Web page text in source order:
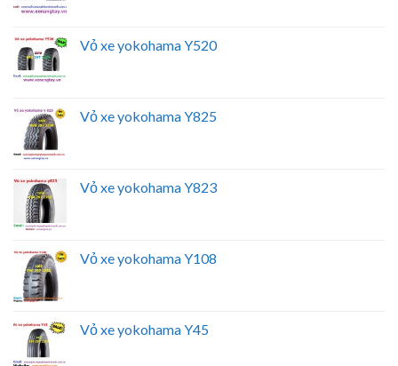
Vỏ xe yokohama Y520
Vỏ xe yokohama Y825
Vỏ xe yokohama Y823
Vỏ xe yokohama Y108
Vỏ xe yokohama Y45